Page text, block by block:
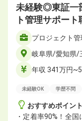
未経験◎東証一
ト管理サポート
プロジェクト管
岐阜県/愛知県/
年収 341万円
未経験OK 学歴不問
おすすめポイント
・定着率90%！全